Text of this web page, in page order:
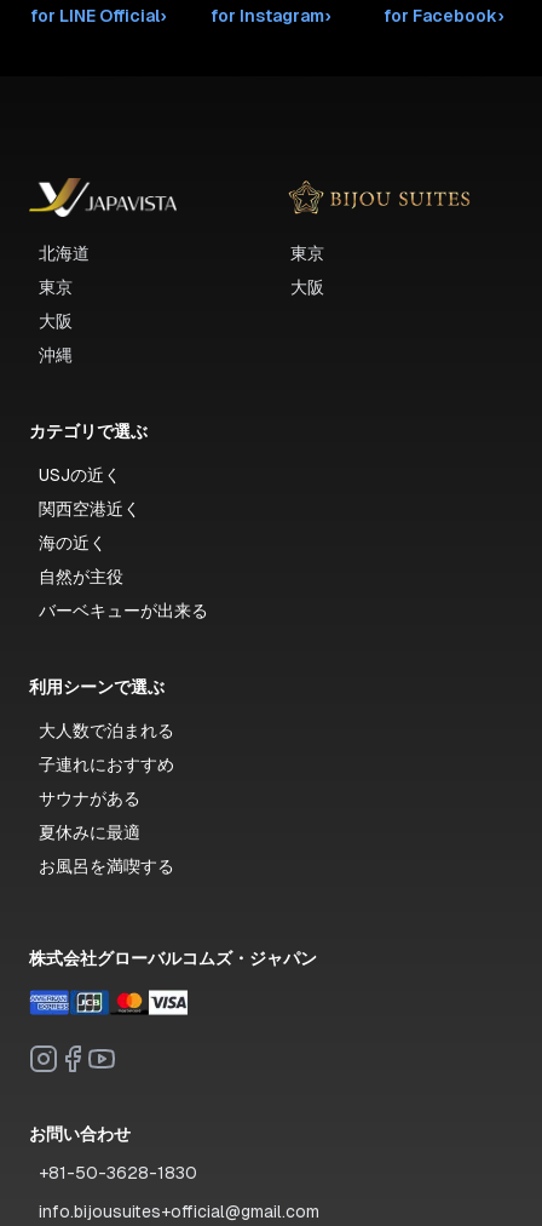
for LINE Official› for Instagram› for Facebook›
北海道
東京
大阪
沖縄
東京
大阪
カテゴリで選ぶ
USJの近く
関西空港近く
海の近く
自然が主役
バーベキューが出来る
利用シーンで選ぶ
大人数で泊まれる
子連れにおすすめ
サウナがある
夏休みに最適
お風呂を満喫する
株式会社グローバルコムズ・ジャパン
お問い合わせ
+81-50-3628-1830
info.bijousuites+official@gmail.com